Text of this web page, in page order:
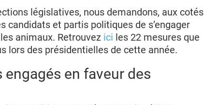
législatives, nous demandons, aux cotés
candidats et partis politiques de s’engager
animaux. Retrouvez ici les 22 mesures que
lors des présidentielles de cette année.
en faveur des